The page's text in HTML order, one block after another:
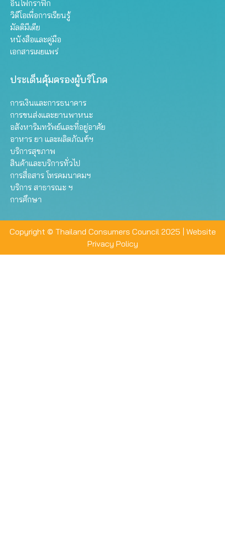
อินโฟกราฟิก
วิดีโอเพื่อการเรียนรู้
มัลติมีเดีย
หนังสือและคู่มือ
เอกสารเผยแพร่
ประเด็นคุ้มครองผู้บริโภค
การเงินและการธนาคาร
การขนส่งและยานพาหนะ
อสังหาริมทรัพย์และที่อยู่อาศัย
อาหาร ยา และผลิตภัณฑ์ฯ
บริการสุขภาพ
สินค้าและบริการทั่วไป
การสื่อสาร โทรคมนาคมฯ
บริการ สาธารณะ ฯ
การศึกษา
Copyright © Thailand Consumers Council 2025 | Website
Privacy Policy